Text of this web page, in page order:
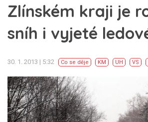
Zlínském kraji je
sníh i vyjeté
30. 1. 2013 | 5:32 Co se děje KM UH VS